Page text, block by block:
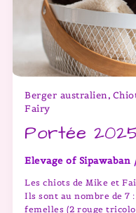
Berger australien,
Fairy
Portée
Elevage of Sipawaban
Les chiots de Mike et
Ils sont au nombre de 7
femelles (2 rouge